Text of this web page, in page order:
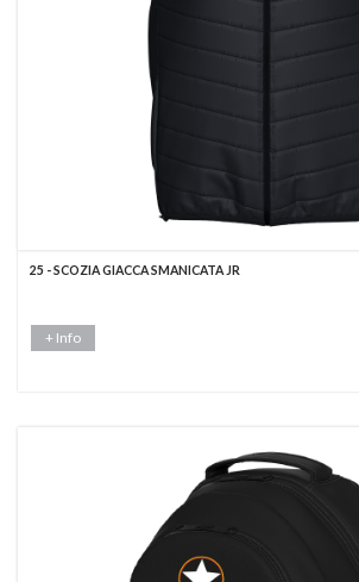
25 - SCOZIA GIACCA SMANICATA JR
+ Info